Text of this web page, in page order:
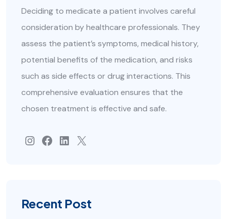
Deciding to medicate a patient involves careful
consideration by healthcare professionals. They
assess the patient’s symptoms, medical history,
potential benefits of the medication, and risks
such as side effects or drug interactions. This
comprehensive evaluation ensures that the
chosen treatment is effective and safe.
Recent Post